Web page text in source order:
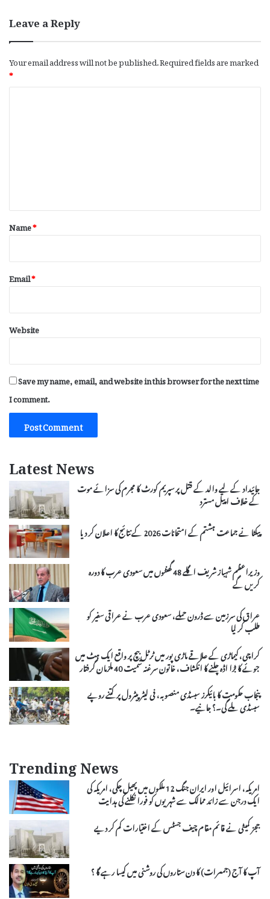
Leave a Reply
Your email address will not be published.Required fields are marked
*
*
Name*
Email*
Website
Save my name, email, and website in this browser for the next time
I comment.
Latest News
جائیداد کے لیے والد کے قتل پر سپریم کورٹ کا مجرم کی سزائے موت
کے خلاف اپیل مسترد
پیکٹا نے جماعت ہشتم کے امتحانات 2026 کے نتائج کا اعلان کر دیا
وزیراعظم شہباز شریف اگلے 48 گھنٹوں میں سعودی عرب کا دورہ
کریں گے
عراق کی سرزمین سے ڈرون حملے، سعودی عرب نے عراقی سفیر کو
طلب کر لیا
کراچی، کیماڑی کے علاقے ماڑی پور میں ٹرٹل بیچ پر واقع ایک ہٹ میں
جوئے کا بڑا اڈہ چلنے کا انکشاف، خاتون سرغنہ سمیت 40 ملزمان گرفتار
پنجاب حکومت کا بائیکرز سبسڈی منصوبہ، فی لیٹر پیٹرول پر کتنے روپے
سبسڈی ملے گی۔؟ جانیے۔
Trending News
امریکہ، اسرائیل اور ایران جنگ 12 ملکوں میں پھیل چکی، امریکہ کی
ایک درجن سے زائد ممالک سے شہریوں کو فورا نکلنے کی ہدایت
ججز کمیٹی نے قائم مقام چیف جسٹس کے اختیارات کم کر دیے
آپ کا آج (جمعرات) کا دن ستاروں کی روشنی میں کیسا رہے گا ؟